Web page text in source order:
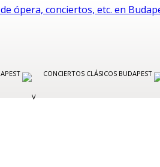
CONCIERTOS CLÁSICOS BUDAPEST